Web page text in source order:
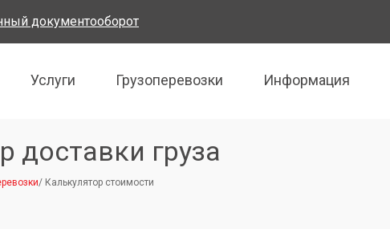
документооборот
Услуги Грузоперевозки Информация
доставки груза
/ Калькулятор стоимости